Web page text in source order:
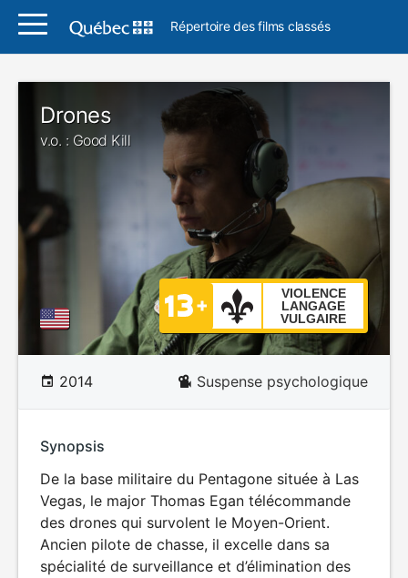
Répertoire des films classés
Drones
v.o. : Good Kill
VIOLENCE
LANGAGE
VULGAIRE
2014 Suspense psychologique
Synopsis
De la base militaire du Pentagone située à Las
Vegas, le major Thomas Egan télécommande
des drones qui survolent le Moyen-Orient.
Ancien pilote de chasse, il excelle dans sa
spécialité de surveillance et d’élimination des